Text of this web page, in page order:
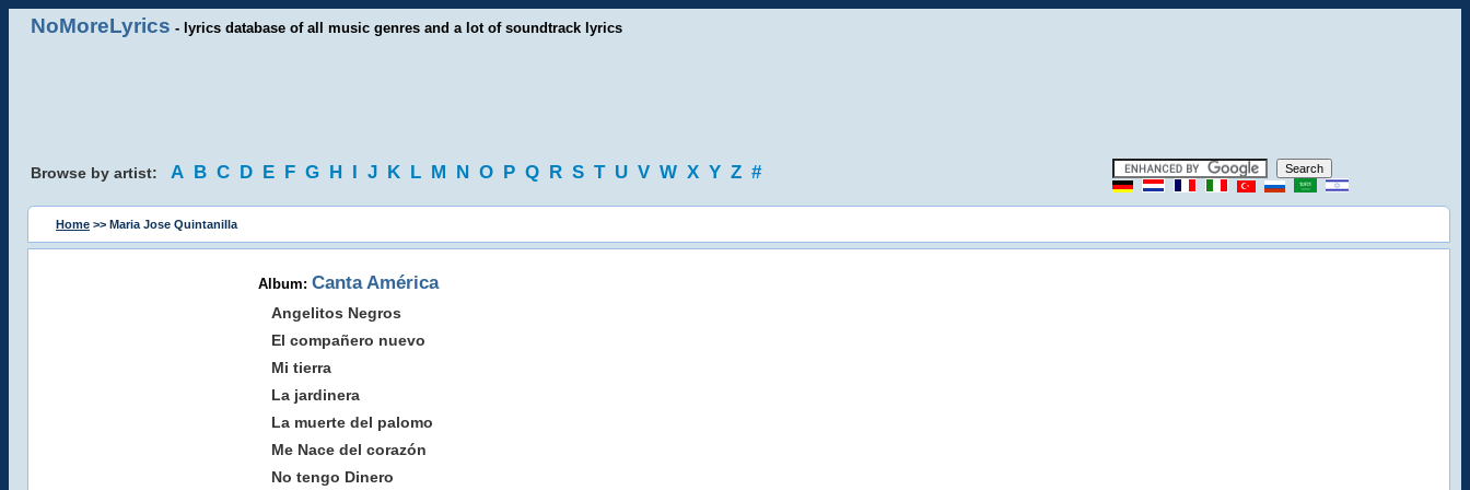
NoMoreLyrics - lyrics database of all music genres and a lot of soundtrack lyrics
Browse by artist: A B C D E F G H I J K L M N O P Q R S T U V W X Y Z #
Home >> Maria Jose Quintanilla
Album: Canta América
Angelitos Negros
El compañero nuevo
Mi tierra
La jardinera
La muerte del palomo
Me Nace del corazón
No tengo Dinero